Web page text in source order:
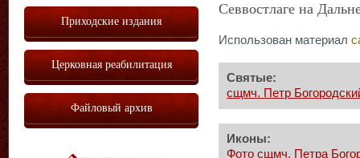
Севвостлаге на
Использован материал
Святые:
сщмч. Петр
Иконы:
Фото сщмч. Петра
Приходские издания
Церковная реабилитация
Файловый архив